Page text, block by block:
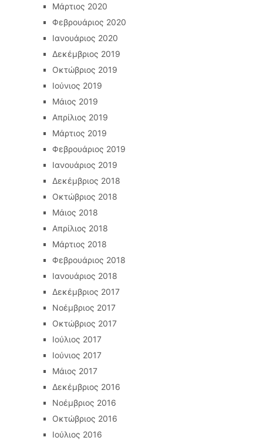
Μάρτιος 2020
Φεβρουάριος 2020
Ιανουάριος 2020
Δεκέμβριος 2019
Οκτώβριος 2019
Ιούνιος 2019
Μάιος 2019
Απρίλιος 2019
Μάρτιος 2019
Φεβρουάριος 2019
Ιανουάριος 2019
Δεκέμβριος 2018
Οκτώβριος 2018
Μάιος 2018
Απρίλιος 2018
Μάρτιος 2018
Φεβρουάριος 2018
Ιανουάριος 2018
Δεκέμβριος 2017
Νοέμβριος 2017
Οκτώβριος 2017
Ιούλιος 2017
Ιούνιος 2017
Μάιος 2017
Δεκέμβριος 2016
Νοέμβριος 2016
Οκτώβριος 2016
Ιούλιος 2016